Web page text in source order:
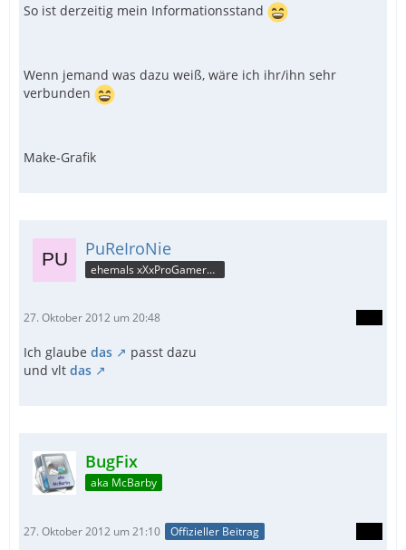
So ist derzeitig mein Informationsstand
Wenn jemand was dazu weiß, wäre ich ihr/ihn sehr
verbunden
Make-Grafik
PuReIroNie
ehemals xXxProGamerxXx
27. Oktober 2012 um 20:48
Ich glaube das
passt dazu
und vlt das
BugFix
aka McBarby
27. Oktober 2012 um 21:10 Offizieller Beitrag